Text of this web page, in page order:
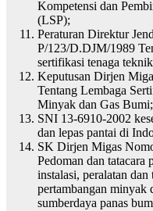
Kompetensi dan
(LSP);
Peraturan Direktur
P/123/D.DJM/1989
sertifikasi tenaga
Keputusan Dirjen
Tentang Lembaga
Minyak dan Gas Bumi;
SNI 13-6910-2002
dan lepas pantai di
SK Dirjen Migas
Pedoman dan tatacara
instalasi, peralatan
pertambangan minyak
sumberdaya panas